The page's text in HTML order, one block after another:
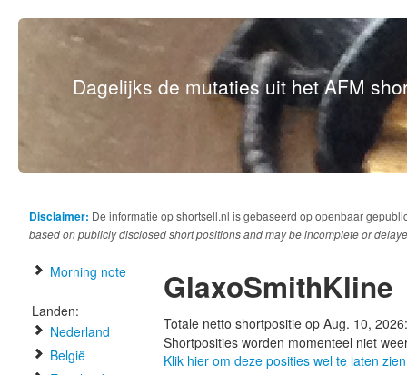
Dagelijks de mutaties uit het AFM
Disclaimer: De informatie op shortsell.nl is gebaseerd op openbaar
based on publicly disclosed short positions and may be incomplete or
Morning note
Landen:
Nederland
België
GlaxoSmithKline
Totale netto shortpositie op Aug. 10,
Shortposities worden momenteel niet
Klik hier om deze posities wel te laten zien